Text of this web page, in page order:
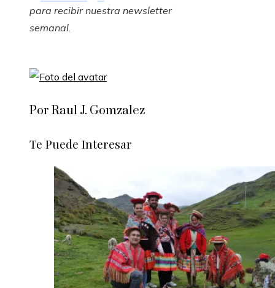
para recibir nuestra newsletter
semanal
Por Raul J. Gomzalez
Te Puede Interesar